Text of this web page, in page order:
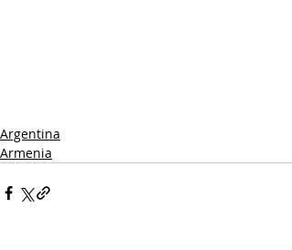
Argentina
Armenia